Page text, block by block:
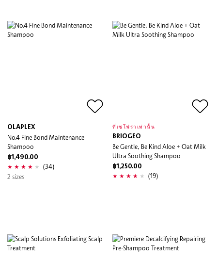
OLAPLEX
No.4 Fine Bond Maintenance
Shampoo
฿1,490.00
(34)
2 sizes
ที่เซโฟราเท่านั้น
BRIOGEO
Be Gentle, Be Kind Aloe + Oat Milk
Ultra Soothing Shampoo
฿1,250.00
(19)